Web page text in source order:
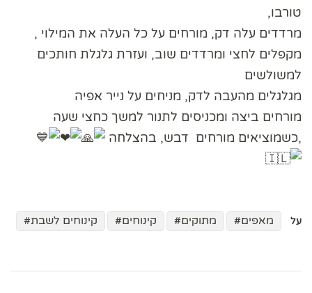
טורבו,
מרדדים עלה דק, מורחים על כל העלה את המילוי ,
מקפלים לחצי ומרדדים שוב, ועזרת גלגלת חותכים
למשולשים
מגלגלים מהעבה לדק, מניחים על נייר אפיה
מורחים ביצה ומכניסים לתנור למשך כחצי שעה
,כשמוציאים מורחים דבש, בהצלחה
על מאפים מתוקים קינוחים קינוחים לשבת